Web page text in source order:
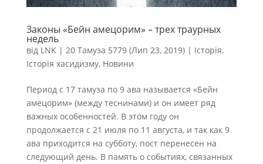
Законы «Бейн амецорим» – трех траурных
недель
від LNK| 20 Тамуза 5779 (Лип 23, 2019)| Історія,
Історія хасидизму, Новини
Период с 17 тамуза по 9 ава называется «Бейн
амецорим» (между теснинами) и он имеет ряд
важных особенностей. В этом году он
продолжается с 21 июля по 11 августа, и так как 9
ава приходится на субботу, пост перенесен на
следующий день. В память о событиях, связанных